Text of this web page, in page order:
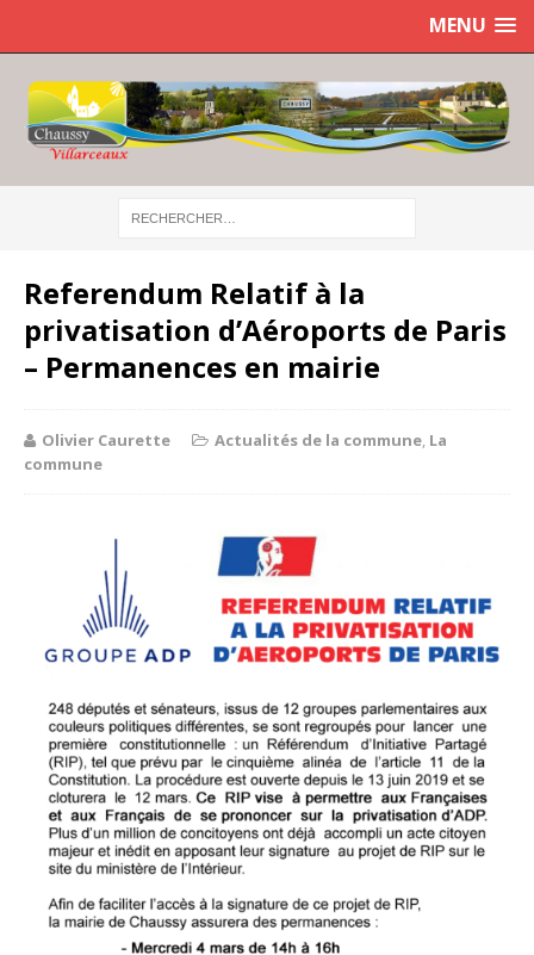
MENU
Referendum Relatif à la
privatisation d’Aéroports de Paris
– Permanences en mairie
Olivier Caurette Actualités de la commune, La
commune